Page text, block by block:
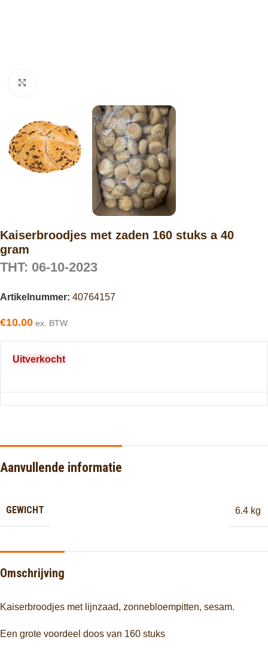
Kaiserbroodjes met zaden 160 stuks a 40
gram
THT: 06-10-2023
Artikelnummer: 40764157
€10.00 ex. BTW
Uitverkocht
Aanvullende informatie
GEWICHT 6.4 kg
Omschrijving
Kaiserbroodjes met lijnzaad, zonnebloempitten, sesam.
Een grote voordeel doos van 160 stuks